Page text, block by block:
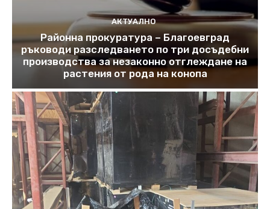
АКТУАЛНО
Районна прокуратура – Благоевград
ръководи разследването по три досъдебни
производства за незаконно отглеждане на
растения от рода на конопа